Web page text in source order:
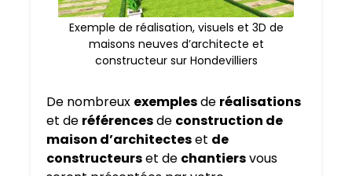
Exemple de réalisation, visuels et 3D de
maisons neuves d’architecte et
constructeur sur Hondevilliers
De nombreux exemplesde réalisations
et de référencesde construction de
maison d’architecteset de
constructeurset de chantiersvous